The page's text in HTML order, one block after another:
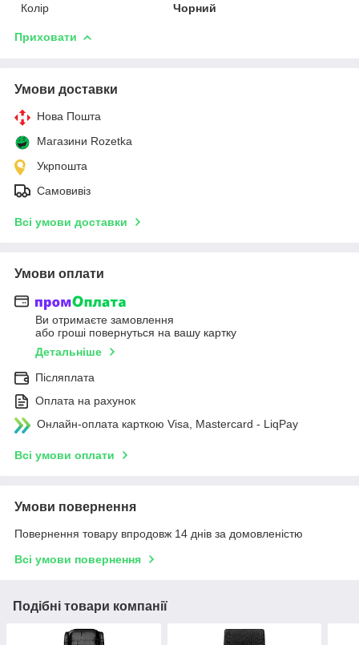
Колір
Чорний
Приховати
Умови доставки
Нова Пошта
Магазини Rozetka
Укрпошта
Самовивіз
Всі умови доставки
Умови оплати
Ви отримаєте замовлення
або гроші повернуться на вашу картку
Детальніше
Післяплата
Оплата на рахунок
Онлайн-оплата карткою Visa, Mastercard - LiqPay
Всі умови оплати
Умови повернення
Повернення товару впродовж 14 днів за домовленістю
Всі умови повернення
Подібні товари компанії